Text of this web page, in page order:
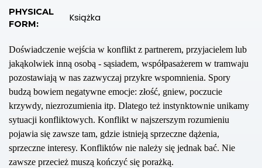
PHYSICAL
FORM:
Książka
Doświadczenie wejścia w konflikt z partnerem, przyjacielem lub
jakąkolwiek inną osobą - sąsiadem, współpasażerem w tramwaju
pozostawiają w nas zazwyczaj przykre wspomnienia. Spory
budzą bowiem negatywne emocje: złość, gniew, poczucie
krzywdy, niezrozumienia itp. Dlatego też instynktownie unikamy
sytuacji konfliktowych. Konflikt w najszerszym rozumieniu
pojawia się zawsze tam, gdzie istnieją sprzeczne dążenia,
sprzeczne interesy. Konfliktów nie należy się jednak bać. Nie
zawsze przecież muszą kończyć się porażką.